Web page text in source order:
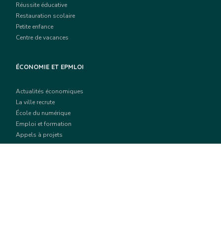
Réussite éducative
Restauration scolaire
Petite enfance
Centre de vacances
ÉCONOMIE ET EPMLOI
Actualités économiques
La ville recrute
École du numérique
Emploi et formation
Appels à projets